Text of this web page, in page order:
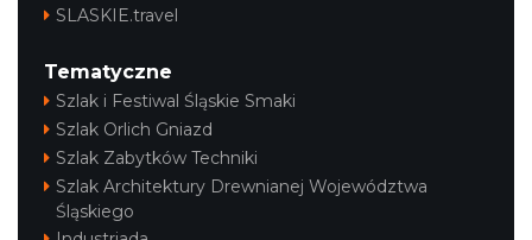
SLASKIE.travel
Tematyczne
Szlak i Festiwal Śląskie Smaki
Szlak Orlich Gniazd
Szlak Zabytków Techniki
Szlak Architektury Drewnianej Województwa
Śląskiego